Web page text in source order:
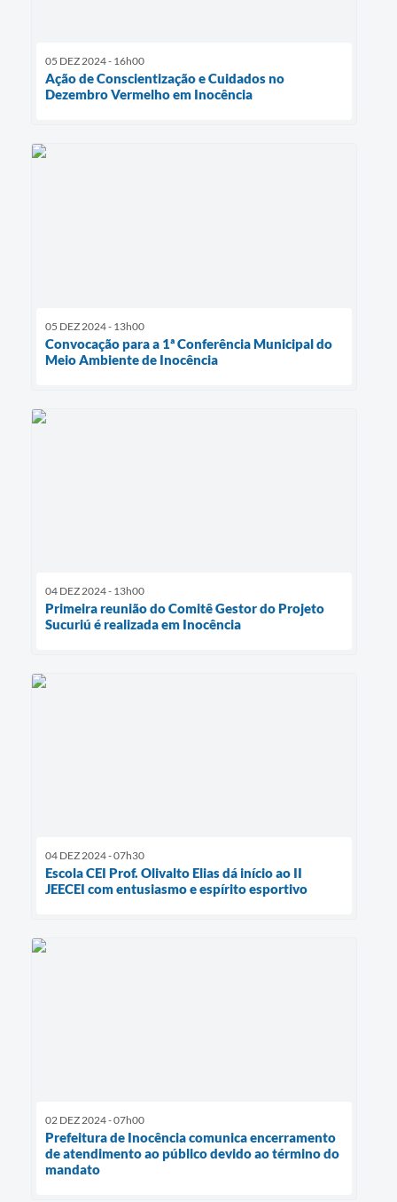
05 DEZ 2024 - 16h00
Ação de Conscientização e Cuidados no
Dezembro Vermelho em Inocência
05 DEZ 2024 - 13h00
Convocação para a 1ª Conferência Municipal do
Meio Ambiente de Inocência
04 DEZ 2024 - 13h00
Primeira reunião do Comitê Gestor do Projeto
Sucuriú é realizada em Inocência
04 DEZ 2024 - 07h30
Escola CEI Prof. Olivalto Elias dá início ao II
JEECEI com entusiasmo e espírito esportivo
02 DEZ 2024 - 07h00
Prefeitura de Inocência comunica encerramento
de atendimento ao público devido ao término do
mandato